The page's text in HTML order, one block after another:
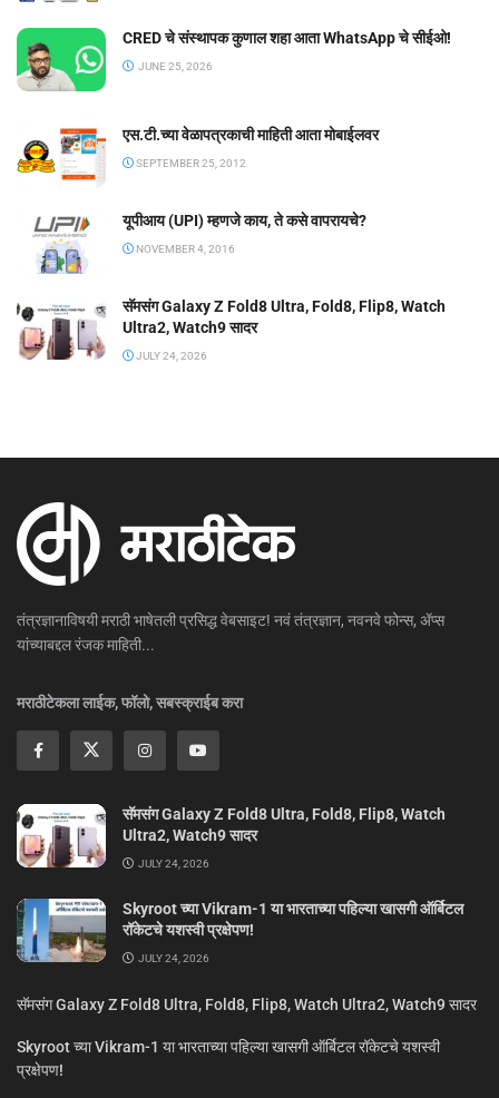
CRED चे संस्थापक कुणाल शहा आता WhatsApp चे सीईओ!
JUNE 25, 2026
एस.टी.च्या वेळापत्रकाची माहिती आता मोबाईलवर
SEPTEMBER 25, 2012
यूपीआय (UPI) म्हणजे काय, ते कसे वापरायचे?
NOVEMBER 4, 2016
सॅमसंग Galaxy Z Fold8 Ultra, Fold8, Flip8, Watch
Ultra2, Watch9 सादर
JULY 24, 2026
तंत्रज्ञानाविषयी मराठी भाषेतली प्रसिद्ध वेबसाइट! नवं तंत्रज्ञान, नवनवे फोन्स, ॲप्स
यांच्याबद्दल रंजक माहिती...
मराठीटेकला लाईक, फॉलो, सबस्क्राईब करा
सॅमसंग Galaxy Z Fold8 Ultra, Fold8, Flip8, Watch
Ultra2, Watch9 सादर
JULY 24, 2026
Skyroot च्या Vikram-1 या भारताच्या पहिल्या खासगी ऑर्बिटल
रॉकेटचे यशस्वी प्रक्षेपण!
JULY 24, 2026
सॅमसंग Galaxy Z Fold8 Ultra, Fold8, Flip8, Watch Ultra2, Watch9 सादर
Skyroot च्या Vikram-1 या भारताच्या पहिल्या खासगी ऑर्बिटल रॉकेटचे यशस्वी
प्रक्षेपण!